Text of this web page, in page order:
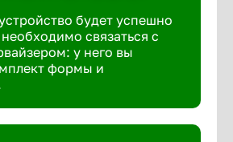
будет успешно
связаться с
у него вы
формы и